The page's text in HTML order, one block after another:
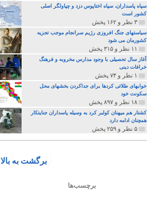
سپاه پاسداران، سپاه اختاپوس دزد و چپاولگر اصلی
کشور است
۳ نظر و ۱۶۲ پخش
سیاستهای جنگ افروزی رژیم سرانجام موجب تجزیه
کشورمان می شود
۱۱ نظر و ۳۱۵ پخش
آغاز سال تحصیلی با وجود مدارس مخروبه و فرهنگ
خرافات دینی
۱ نظر و ۷۴ پخش
خوابهای طلائی کردها برای جداکردن بخشهای محل
سکونت خود
۱۸ نظر و ۸۹۷ پخش
کشتار هم میهنان کولبر کرد به وسیله پاسداران جنایتکار
همچنان ادامه دارد
۵ نظر و ۲۵۹ پخش
برگشت به بالا
برچسب‌ها